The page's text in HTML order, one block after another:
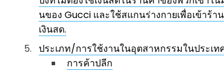
นของ Gucci และใช้สแกนร่างกายเพื่อเข้าร้
เงินสด.
ประเภท/การใช้งานในอุตสาหกรรมในประเท
การค้าปลีก